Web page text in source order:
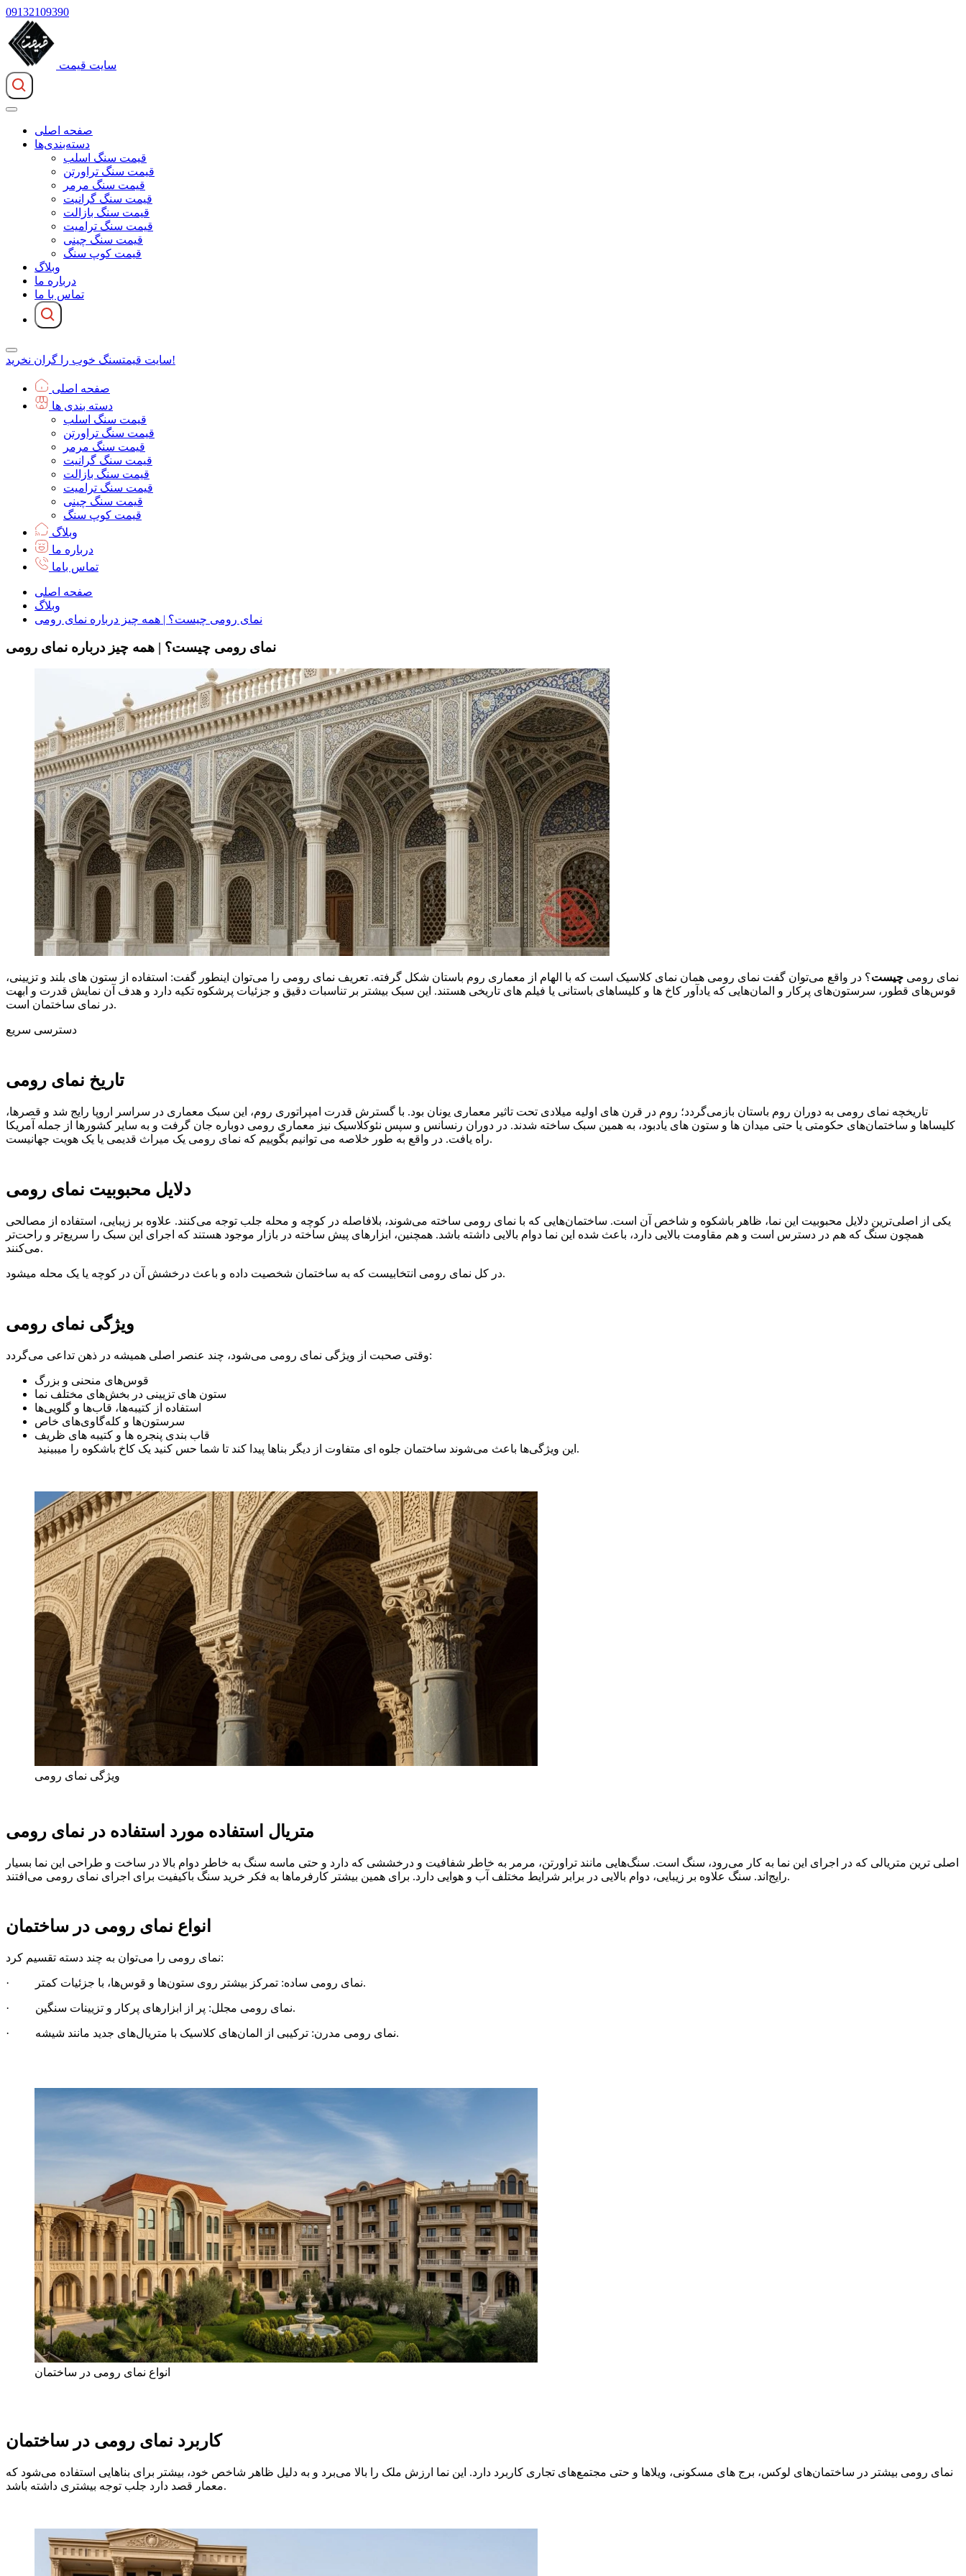
09132109390
سایت قیمت
صفحه اصلی
دسته‌بندی‌ها
قیمت سنگ اسلب
قیمت سنگ تراورتن
قیمت سنگ مرمر
قیمت سنگ گرانیت
قیمت سنگ بازالت
قیمت سنگ ترامیت
قیمت سنگ چینی
قیمت کوپ سنگ
وبلاگ
درباره ما
تماس با ما
سایت قیمتسنگ خوب را گران نخرید!
صفحه اصلی
دسته بندی ها
قیمت سنگ اسلب
قیمت سنگ تراورتن
قیمت سنگ مرمر
قیمت سنگ گرانیت
قیمت سنگ بازالت
قیمت سنگ ترامیت
قیمت سنگ چینی
قیمت کوپ سنگ
وبلاگ
درباره ما
تماس باما
صفحه اصلی
وبلاگ
نمای رومی چیست؟ | همه چیز درباره نمای رومی
نمای رومی چیست؟ | همه چیز درباره نمای رومی
نمای رومی چیست؟ در واقع می‌توان گفت نمای رومی همان نمای کلاسیک است که با الهام از معماری روم باستان شکل گرفته. تعریف نمای رومی را می‌توان اینطور گفت: استفاده از ستون ‌های بلند و تزیینی،
قوس‌های قطور، سرستون‌های پرکار و المان‌هایی که یادآور کاخ ‌ها و کلیساهای باستانی یا فیلم های تاریخی هستند. این سبک بیشتر بر تناسبات دقیق و جزئیات پرشکوه تکیه دارد و هدف آن نمایش قدرت و ابهت
در نمای ساختمان است.
دسترسی سریع
تاریخ نمای رومی
تاریخچه نمای رومی به دوران روم باستان بازمی‌گردد؛ روم در قرن های اولیه میلادی تحت تاثیر معماری یونان بود. با گسترش قدرت امپراتوری روم، این سبک معماری در سراسر اروپا رایج شد و قصرها،
کلیساها و ساختمان‌های حکومتی یا حتی میدان ها و ستون های یادبود، به همین سبک ساخته شدند. در دوران رنسانس و سپس نئوکلاسیک نیز معماری رومی دوباره جان گرفت و به سایر کشورها از جمله آمریکا
راه یافت. در واقع به طور خلاصه می توانیم بگوییم که نمای رومی یک میراث قدیمی یا یک هویت جهانیست.
دلایل محبوبیت نمای رومی
یکی از اصلی‌ترین دلایل محبوبیت این نما، ظاهر باشکوه و شاخص آن است. ساختمان‌هایی که با نمای رومی ساخته می‌شوند، بلافاصله در کوچه و محله جلب توجه می‌کنند. علاوه بر زیبایی، استفاده از مصالحی
همچون سنگ که هم در دسترس است و هم مقاومت بالایی دارد، باعث شده این نما دوام بالایی داشته باشد. همچنین، ابزارهای پیش ‌ساخته در بازار موجود هستند که اجرای این سبک را سریع‌تر و راحت‌تر
می‌کنند.
در کل نمای رومی انتخابیست که به ساختمان شخصیت داده و باعث درخشش آن در کوچه یا یک محله میشود.
وقتی صحبت از ویژگی نمای رومی می‌شود، چند عنصر اصلی همیشه در ذهن تداعی می‌گردد:
قوس‌های منحنی و بزرگ
ستون ‌های تزیینی در بخش‌های مختلف نما
استفاده از کتیبه‌ها، قاب‌ها و گلویی‌ها
سرستون‌ها و کله‌گاوی‌های خاص
قاب بندی پنجره ها و کتیبه های ظریف
این ویژگی‌ها باعث می‌شوند ساختمان جلوه ‌ای متفاوت از دیگر بناها پیدا کند تا شما حس کنید یک کاخ باشکوه را میبینید.
اصلی ‌ترین متریالی که در اجرای این نما به کار می‌رود، سنگ است. سنگ‌هایی مانند تراورتن، مرمر به خاطر شفافیت و درخششی که دارد و حتی ماسه سنگ به خاطر دوام بالا در ساخت و طراحی این نما بسیار
رایج‌اند. سنگ علاوه بر زیبایی، دوام بالایی در برابر شرایط مختلف آب ‌و هوایی دارد. برای همین بیشتر کارفرماها به فکر خرید سنگ باکیفیت برای اجرای نمای رومی می‌افتند.
انواع نمای رومی در ساختمان
نمای رومی را می‌توان به چند دسته تقسیم کرد:
· نمای رومی ساده: تمرکز بیشتر روی ستون‌ها و قوس‌ها، با جزئیات کمتر.
· نمای رومی مجلل: پر از ابزارهای پرکار و تزیینات سنگین.
· نمای رومی مدرن: ترکیبی از المان‌های کلاسیک با متریال‌های جدید مانند شیشه.
انواع نمای رومی در ساختمان
کاربرد نمای رومی در ساختمان
نمای رومی بیشتر در ساختمان‌های لوکس، برج ‌های مسکونی، ویلاها و حتی مجتمع‌های تجاری کاربرد دارد. این نما ارزش ملک را بالا می‌برد و به دلیل ظاهر شاخص خود، بیشتر برای بناهایی استفاده می‌شود که
معمار قصد دارد جلب توجه بیشتری داشته باشد.